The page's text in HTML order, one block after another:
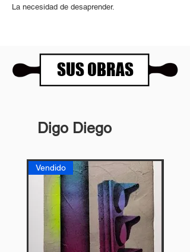
La necesidad de desaprender.
SUS OBRAS
Digo Diego
Vendido